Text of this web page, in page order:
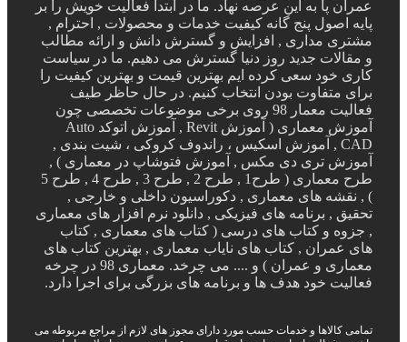
عمران پا به این عرصه نهاد. ما در ابتدا فعالیت خویش را بر
پایه اصول پنج گانه کیفیت خدمات و محصولات , احترام ,
مشتری مداری , افزایش و گسترش دانش و ارائه مطالب
و مقالات جدید روز دنیا گسترش می دهیم. ما در سیاست
کاری خود سعی کرده ایم بهترین قیمت و بهترین کیفیت را
برای متفاوت بودن انتخاب کنیم. در حال حاظر طیف
فعالیت معمار 98 روی برخی موضوعات تخصصی چون
آموزش معماری ( آموزش Revit , آموزش اتوکد Auto
CAD , آموزش اسکیس ، راندوف کروکی ، شیت بندی ,
آموزش تری دی مکس , آموزش فتوشاپ در معماری ) ,
طرح معماری ( طرح1 , طرح 2 , طرح 3 , طرح 4 , طرح 5
) , نقشه های معماری , دکوراسیون داخلی و خارجی ,
تحقیق , برنامه های فیزیکی , دانلود نرم افزار های معماری
, جزوه و کتاب های درسی ( کتاب های معماری , کتاب
های عمران , کتاب های نایاب معماری , بهترین کتاب های
معماری و عمران ) و .... می چرخد. معماری 98 در چرخه
فعالیت خود هدف ها و برنامه های بزرگی برای اجرا دارد.
تمامی کالاها و خدمات حسب مورد دارای مجوز های لازم از مراجع مربوطه می